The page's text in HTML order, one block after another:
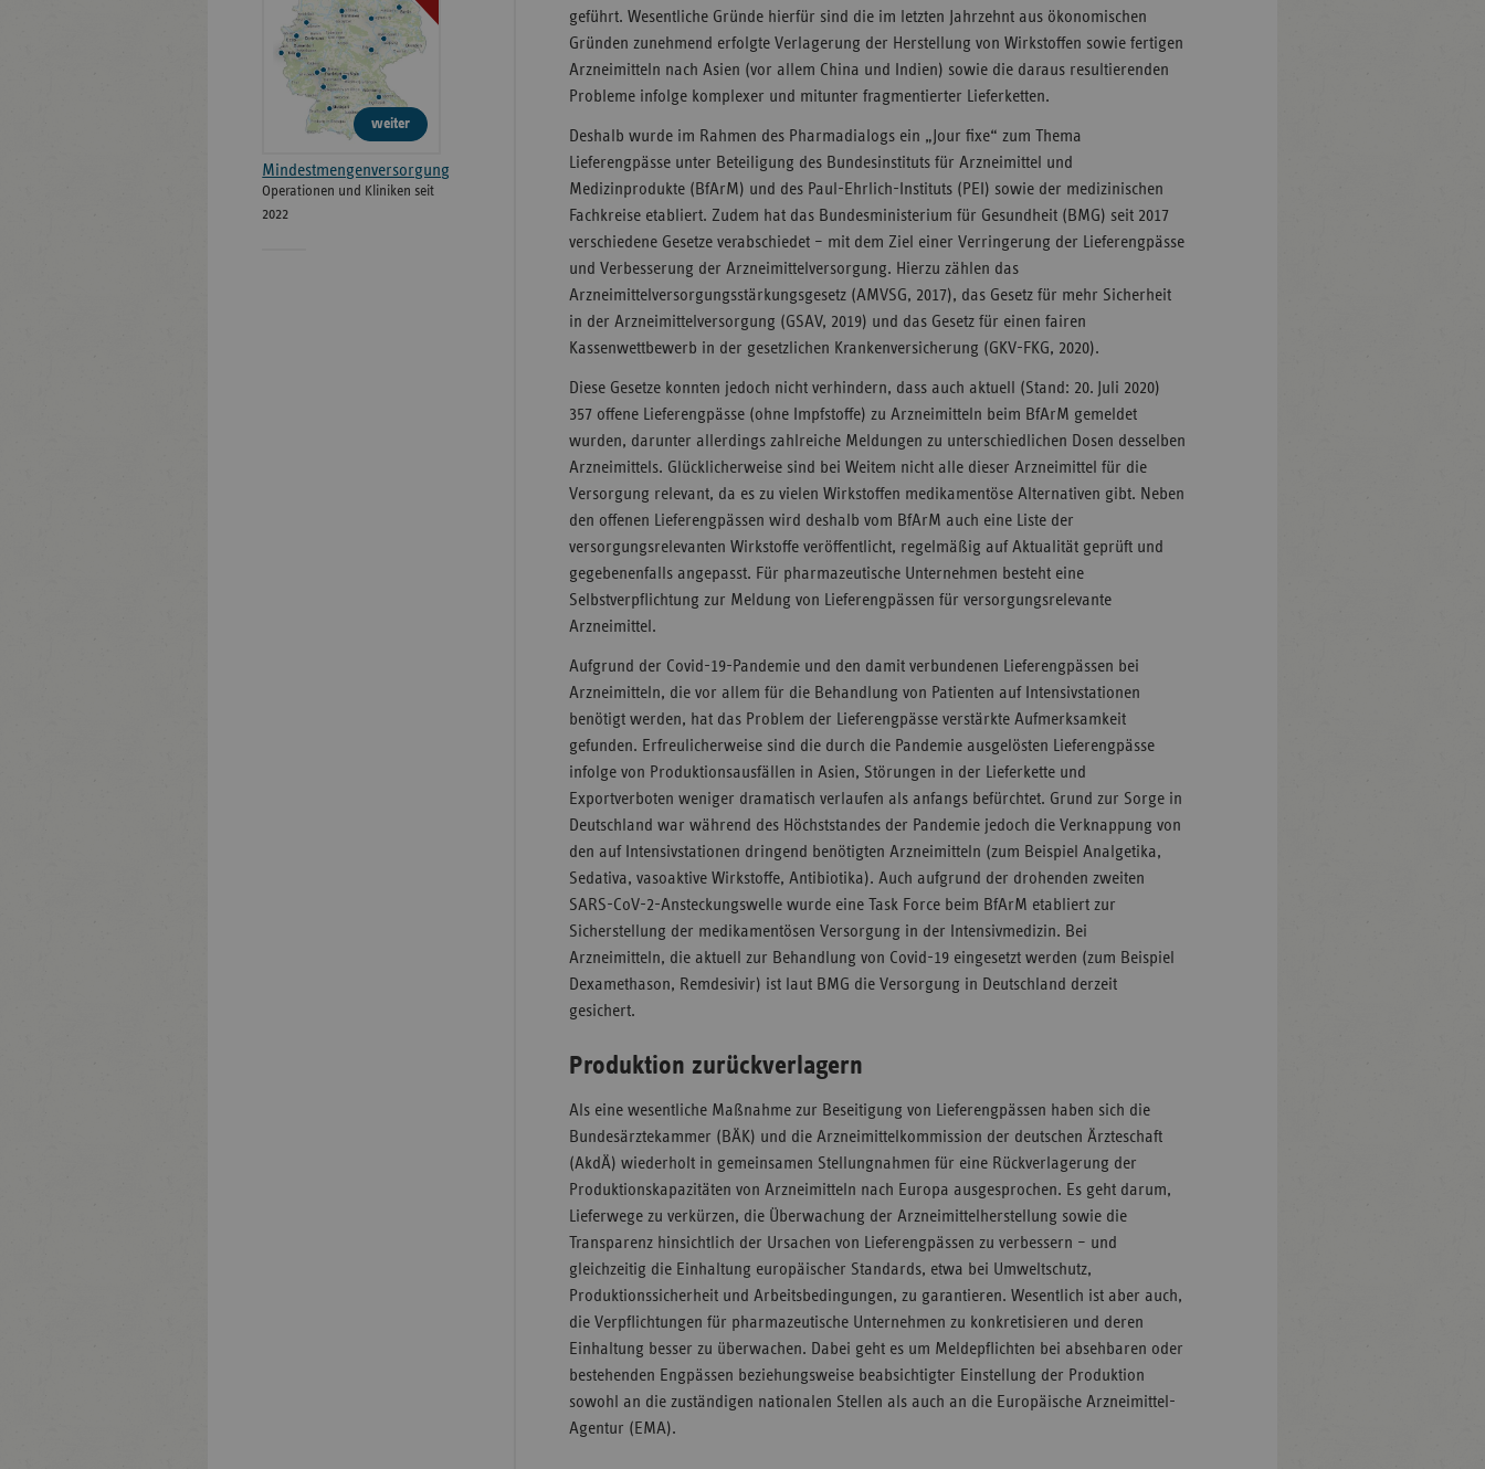
geführt. Wesentliche Gründe hierfür sind die im letzten Jahrzehnt aus ökonomischen
Gründen zunehmend erfolgte Verlagerung der Herstellung von Wirkstoffen sowie fertigen
Arzneimitteln nach Asien (vor allem China und Indien) sowie die daraus resultierenden
Probleme infolge komplexer und mitunter fragmentierter Lieferketten.
Deshalb wurde im Rahmen des Pharmadialogs ein „Jour fixe“ zum Thema
Lieferengpässe unter Beteiligung des Bundesinstituts für Arzneimittel und
Medizinprodukte (BfArM) und des Paul-Ehrlich-Instituts (PEI) sowie der medizinischen
Fachkreise etabliert. Zudem hat das Bundesministerium für Gesundheit (BMG) seit 2017
verschiedene Gesetze verabschiedet – mit dem Ziel einer Verringerung der Lieferengpässe
und Verbesserung der Arzneimittelversorgung. Hierzu zählen das
Arzneimittelversorgungsstärkungsgesetz (AMVSG, 2017), das Gesetz für mehr Sicherheit
in der Arzneimittelversorgung (GSAV, 2019) und das Gesetz für einen fairen
Kassenwettbewerb in der gesetzlichen Krankenversicherung (GKV-FKG, 2020).
Diese Gesetze konnten jedoch nicht verhindern, dass auch aktuell (Stand: 20. Juli 2020)
357 offene Lieferengpässe (ohne Impfstoffe) zu Arzneimitteln beim BfArM gemeldet
wurden, darunter allerdings zahlreiche Meldungen zu unterschiedlichen Dosen desselben
Arzneimittels. Glücklicherweise sind bei Weitem nicht alle dieser Arzneimittel für die
Versorgung relevant, da es zu vielen Wirkstoffen medikamentöse Alternativen gibt. Neben
den offenen Lieferengpässen wird deshalb vom BfArM auch eine Liste der
versorgungsrelevanten Wirkstoffe veröffentlicht, regelmäßig auf Aktualität geprüft und
gegebenenfalls angepasst. Für pharmazeutische Unternehmen besteht eine
Selbstverpflichtung zur Meldung von Lieferengpässen für versorgungsrelevante
Arzneimittel.
Aufgrund der Covid-19-Pandemie und den damit verbundenen Lieferengpässen bei
Arzneimitteln, die vor allem für die Behandlung von Patienten auf Intensivstationen
benötigt werden, hat das Problem der Lieferengpässe verstärkte Aufmerksamkeit
gefunden. Erfreulicherweise sind die durch die Pandemie ausgelösten Lieferengpässe
infolge von Produktionsausfällen in Asien, Störungen in der Lieferkette und
Exportverboten weniger dramatisch verlaufen als anfangs befürchtet. Grund zur Sorge in
Deutschland war während des Höchststandes der Pandemie jedoch die Verknappung von
den auf Intensivstationen dringend benötigten Arzneimitteln (zum Beispiel Analgetika,
Sedativa, vasoaktive Wirkstoffe, Antibiotika). Auch aufgrund der drohenden zweiten
SARS-CoV-2-Ansteckungswelle wurde eine Task Force beim BfArM etabliert zur
Sicherstellung der medikamentösen Versorgung in der Intensivmedizin. Bei
Arzneimitteln, die aktuell zur Behandlung von Covid-19 eingesetzt werden (zum Beispiel
Dexamethason, Remdesivir) ist laut BMG die Versorgung in Deutschland derzeit
gesichert.
Produktion zurückverlagern
Als eine wesentliche Maßnahme zur Beseitigung von Lieferengpässen haben sich die
Bundesärztekammer (BÄK) und die Arzneimittelkommission der deutschen Ärzteschaft
(AkdÄ) wiederholt in gemeinsamen Stellungnahmen für eine Rückverlagerung der
Produktionskapazitäten von Arzneimitteln nach Europa ausgesprochen. Es geht darum,
Lieferwege zu verkürzen, die Überwachung der Arzneimittelherstellung sowie die
Transparenz hinsichtlich der Ursachen von Lieferengpässen zu verbessern – und
gleichzeitig die Einhaltung europäischer Standards, etwa bei Umweltschutz,
Produktionssicherheit und Arbeitsbedingungen, zu garantieren. Wesentlich ist aber auch,
die Verpflichtungen für pharmazeutische Unternehmen zu konkretisieren und deren
Einhaltung besser zu überwachen. Dabei geht es um Meldepflichten bei absehbaren oder
bestehenden Engpässen beziehungsweise beabsichtigter Einstellung der Produktion
sowohl an die zuständigen nationalen Stellen als auch an die Europäische Arzneimittel-
Agentur (EMA).
weiter
Mindestmengenversorgung
Operationen und Kliniken seit
2022